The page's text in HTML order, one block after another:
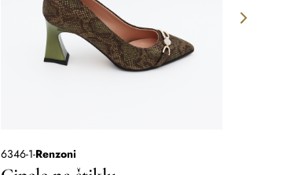
6346-1-Renzoni